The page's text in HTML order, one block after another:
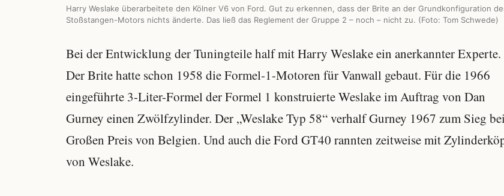
Harry Weslake überarbeitete den Kölner V6 von Ford. Gut zu erkennen, dass der Brite an der Grundkonfiguration
Stoßstangen-Motors nichts änderte. Das ließ das Reglement der Gruppe 2 – noch – nicht zu. (Foto: Tom Schwede)
Bei der Entwicklung der Tuningteile half mit Harry Weslake ein anerkannter Experte.
Der Brite hatte schon 1958 die Formel-1-Motoren für Vanwall gebaut. Für die 1966
eingeführte 3-Liter-Formel der Formel 1 konstruierte Weslake im Auftrag von Dan
Gurney einen Zwölfzylinder. Der „Weslake Typ 58“ verhalf Gurney 1967 zum Sieg
Großen Preis von Belgien. Und auch die Ford GT40 rannten zeitweise mit
von Weslake.